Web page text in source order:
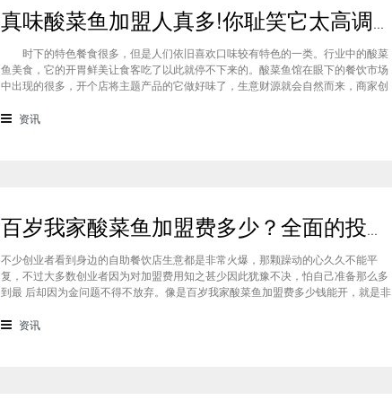
真味酸菜鱼加盟人真多!你耻笑它太高调?它嘲笑你看不穿!
时下的特色餐食很多，但是人们依旧喜欢口味较有特色的一类。行业中的酸菜
鱼美食，它的开胃鲜美让食客吃了以此就停不下来的。酸菜鱼馆在眼下的餐饮市场
中出现的很多，开个店将主题产品的它做好味了，生意财源就会自然而来，商家创
见。真味酸菜鱼加盟人真多!你耻笑它太高调?它嘲笑你看不穿! 真味酸菜鱼加盟
资讯
百岁我家酸菜鱼加盟费多少？全面的投资费用表为你解惑答疑
不少创业者看到身边的自助餐饮店生意都是非常火爆，那颗躁动的心久久不能平
复，不过大多数创业者因为对加盟费用知之甚少因此犹豫不决，怕自己准备那么多
到最 后却因为金问题不得不放弃。像是百岁我家酸菜鱼加盟费多少钱能开，就是非
先大致了解一下自己加盟城市是几线城市，不同城市加盟开店耗资水平是有很大区
资讯